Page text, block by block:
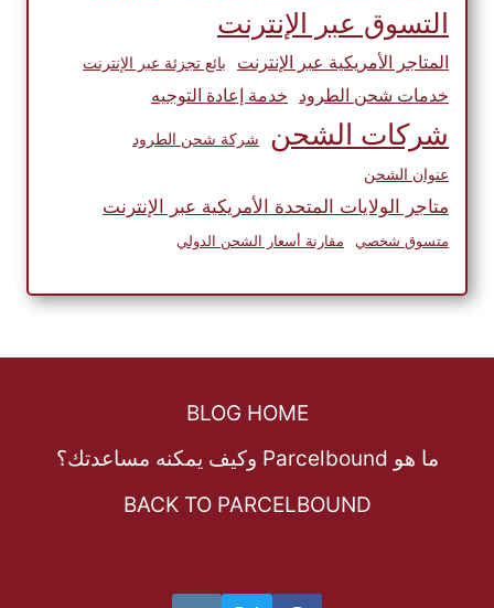
التسوق عبر الإنترنت
المتاجر الأمريكية عبر الإنترنت بائع تجزئة عبر الإنترنت
خدمات شحن الطرود خدمة إعادة التوجيه
شركات الشحن
شركة شحن الطرود
عنوان الشحن
متاجر الولايات المتحدة الأمريكية عبر الإنترنت
متسوق شخصي مقارنة أسعار الشحن الدولي
BLOG HOME
ما هو Parcelbound وكيف يمكنه مساعدتك؟
BACK TO PARCELBOUND